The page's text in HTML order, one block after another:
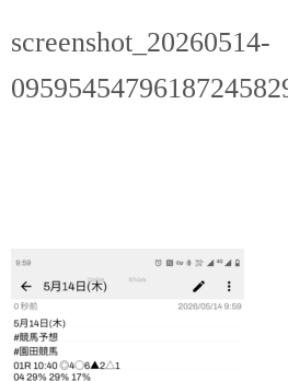
ッscreenshot_20260514-